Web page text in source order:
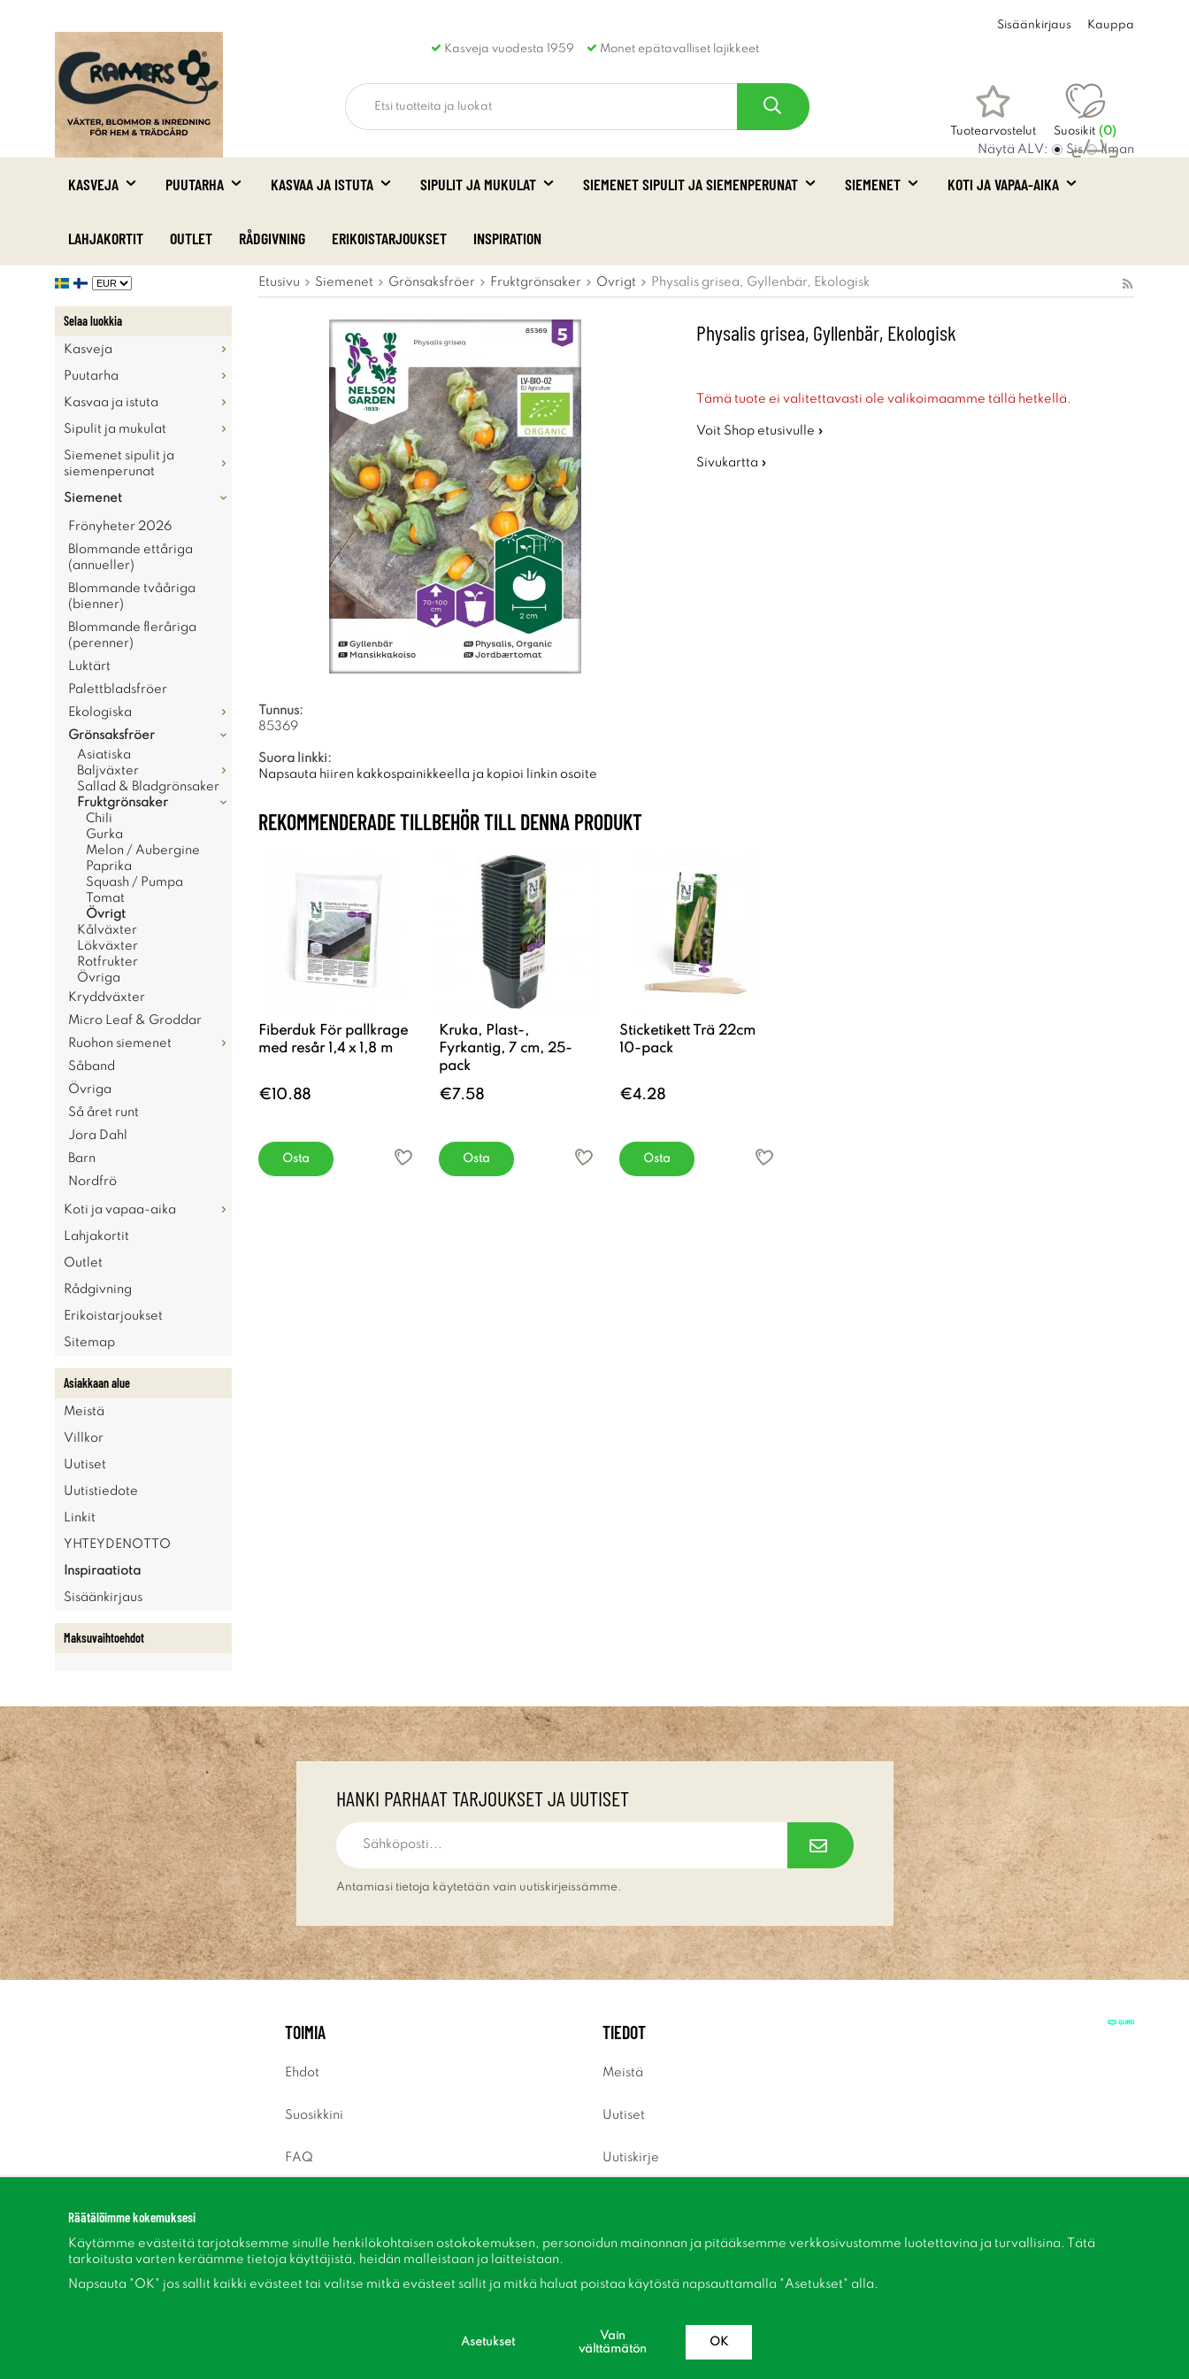
Kasveja vuodesta 1959 Monet epätavalliset lajikkeet
Sisäänkirjaus Kauppa
Tuotearvostelut Suosikit (0)
Ostoskori
Näytä ALV: Sis Ilman
KASVEJA PUUTARHA KASVAA JA ISTUTA SIPULIT JA MUKULAT SIEMENET SIPULIT JA SIEMENPERUNAT SIEMENET KOTI JA VAPAA-AIKA
LAHJAKORTIT OUTLET RÅDGIVNING ERIKOISTARJOUKSET INSPIRATION
Selaa luokkia
Kasveja
Puutarha
Kasvaa ja istuta
Sipulit ja mukulat
Siemenet sipulit ja
siemenperunat
Siemenet
Frönyheter 2026
Blommande ettåriga
(annueller)
Blommande tvååriga
(bienner)
Blommande fleråriga
(perenner)
Luktärt
Palettbladsfröer
Ekologiska
Grönsaksfröer
Asiatiska
Baljväxter
Sallad & Bladgrönsaker
Fruktgrönsaker
Chili
Gurka
Melon / Aubergine
Paprika
Squash / Pumpa
Tomat
Övrigt
Kålväxter
Lökväxter
Rotfrukter
Övriga
Kryddväxter
Micro Leaf & Groddar
Ruohon siemenet
Såband
Övriga
Så året runt
Jora Dahl
Barn
Nordfrö
Koti ja vapaa-aika
Lahjakortit
Outlet
Rådgivning
Erikoistarjoukset
Sitemap
Asiakkaan alue
Meistä
Villkor
Uutiset
Uutistiedote
Linkit
YHTEYDENOTTO
Inspiraatiota
Sisäänkirjaus
Maksuvaihtoehdot
Etusivu Siemenet Grönsaksfröer Fruktgrönsaker Övrigt Physalis grisea, Gyllenbär, Ekologisk
Physalis grisea, Gyllenbär, Ekologisk
Tämä tuote ei valitettavasti ole valikoimaamme tällä hetkellä.
Voit Shop etusivulle »
Sivukartta »
Tunnus:
85369
Suora linkki:
Napsauta hiiren kakkospainikkeella ja kopioi linkin osoite
REKOMMENDERADE TILLBEHÖR TILL DENNA PRODUKT
Fiberduk För pallkrage
med resår 1,4 x 1,8 m
€10.88
Osta
Kruka, Plast-,
Fyrkantig, 7 cm, 25-
pack
€7.58
Osta
Sticketikett Trä 22cm
10-pack
€4.28
Osta
HANKI PARHAAT TARJOUKSET JA UUTISET
Antamiasi tietoja käytetään vain uutiskirjeissämme.
TOIMIA
Ehdot
Suosikkini
FAQ
TIEDOT
Meistä
Uutiset
Uutiskirje
Inspiraatiota
Räätälöimme kokemuksesi
Käytämme evästeitä tarjotaksemme sinulle henkilökohtaisen ostokokemuksen, personoidun mainonnan ja pitääksemme verkkosivustomme luotettavina ja turvallisina. Tätä
tarkoitusta varten keräämme tietoja käyttäjistä, heidän malleistaan ​​ja laitteistaan.
Napsauta "OK" jos sallit kaikki evästeet tai valitse mitkä evästeet sallit ja mitkä haluat poistaa käytöstä napsauttamalla "Asetukset" alla.
Asetukset
Vain
välttämätön
OK